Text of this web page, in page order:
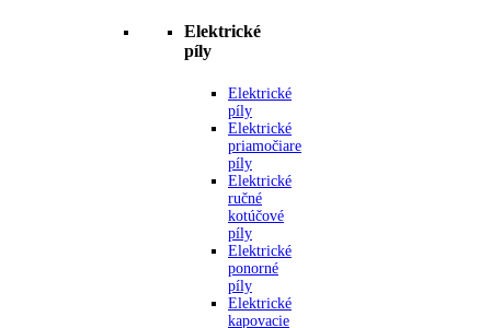
Elektrické
píly
Elektrické
píly
Elektrické
priamočiare
píly
Elektrické
ručné
kotúčové
píly
Elektrické
ponorné
píly
Elektrické
kapovacie